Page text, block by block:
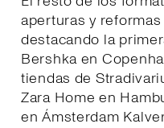
aperturas y
destacando la
Bershka en
tiendas de
Zara Home en
en Ámsterdam